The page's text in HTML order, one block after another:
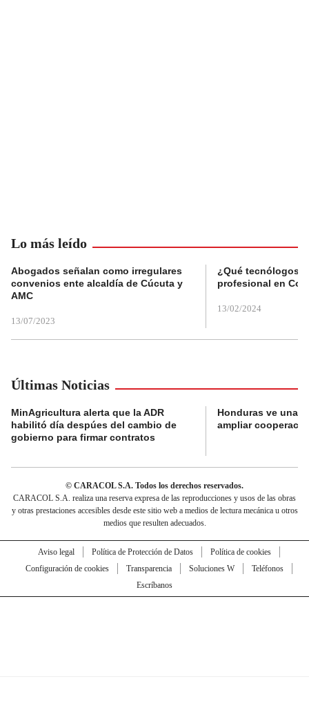
Lo más leído
Abogados señalan como irregulares
convenios ente alcaldía de Cúcuta y
AMC
13/07/2023
¿Qué tecnólogos
profesional en
13/02/2024
Últimas Noticias
MinAgricultura alerta que la ADR
habilitó día despúes del cambio de
gobierno para firmar contratos
Honduras ve una
ampliar
© CARACOL S.A. Todos los derechos reservados.
CARACOL S.A. realiza una reserva expresa de las reproducciones y usos de las obras
y otras prestaciones accesibles desde este sitio web a medios de lectura mecánica u otros
medios que resulten adecuados.
Aviso legal Política de Protección de Datos
Política de cookies
Configuración de cookies
Transparencia Soluciones W
Teléfonos
Escríbanos